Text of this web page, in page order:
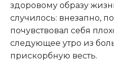
здоровому образу
случилось: внезапно,
почувствовал себя
следующее утро из
прискорбную весть.